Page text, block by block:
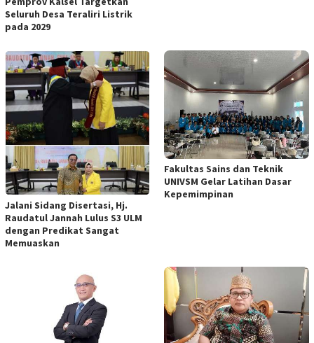
Seluruh Desa Teraliri Listrik
pada 2029
Jalani Sidang Disertasi, Hj.
Raudatul Jannah Lulus S3 ULM
dengan Predikat Sangat
Memuaskan
Fakultas Sains dan Teknik
UNIVSM Gelar Latihan Dasar
Kepemimpinan